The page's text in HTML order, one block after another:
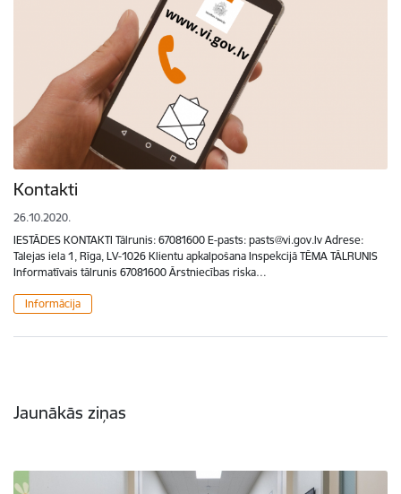
Kontakti
26.10.2020.
IESTĀDES KONTAKTI Tālrunis: 67081600 E-pasts: pasts@vi.gov.lv Adrese:
Talejas iela 1, Rīga, LV-1026 Klientu apkalpošana Inspekcijā TĒMA TĀLRUNIS
Informatīvais tālrunis 67081600 Ārstniecības riska…
Informācija
Jaunākās ziņas